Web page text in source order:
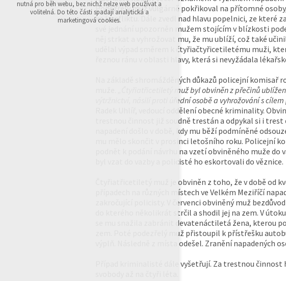
Podezřelý muž vulgárně pokřikoval na přítomné
ke konfliktu. Dále zvedl nad hlavu popelnici, ze které
své jednání upozorněn mužem stojícím v blízkosti
něj strkat a vyhrožovat mu, že mu ublíží, což také
udělal výpad směrem k čtyřiačtyřicetiletému muži,
řeznou ránu v oblasti hlavy, která si nevyžádala
Na základě shromážděných důkazů policejní
„Čtyřiatřicetiletý muž byl obviněn z přečinů
výtržnictví, násilí proti úřední osobě a vyhrožování s
Radek Uhlíř, vedoucí oddělení obecné kriminality.
trestnou činnost již soudně trestán a odpykal si i
napadení došlo v době, kdy mu běží podmíněné
mu mělo skončit v prosinci letošního roku. Policejní
podnět k podání návrhu na vzetí obviněného muže do
byl vzat do vazby a policisté ho eskortovali do věznice.
Čtyřiatřicetiletý muž je obviněn z toho, že v době od
případech na různých místech ve Velkém Meziříčí
zakročující policisty. V červenci obviněný muž
do kterého několikrát strčil a shodil jej na zem. V
se mu snažila zabránit devatenáctiletá žena, kterou
zem. Poté podezřelý muž přistoupil k přístřešku
výplň. Následně z místa odešel. Zranění napadených
Případ kriminalisté dále vyšetřují. Za trestnou
Odmítnout vše
nutná pro běh webu, bez nichž nelze web používat a
volitelná. Do této části spadají analytická a
marketingová cookies.